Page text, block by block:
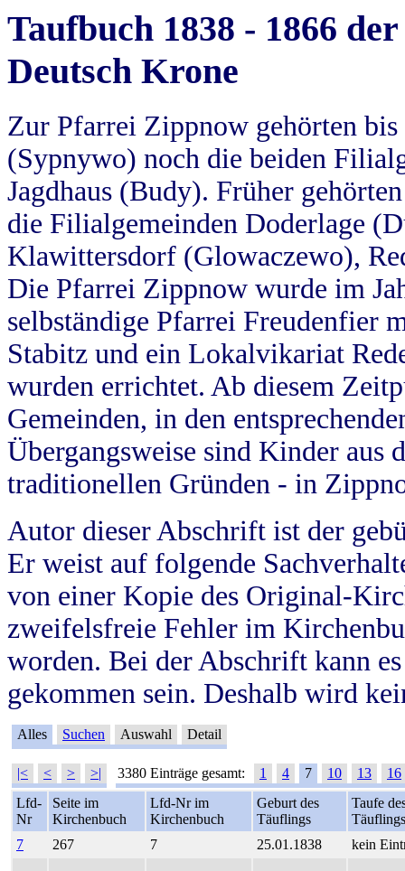
Taufbuch 1838 - 1866
Deutsch Krone
Zur Pfarrei Zippnow gehörten
(Sypnywo) noch die beiden
Jagdhaus (Budy). Früher
die Filialgemeinden Doderlage
Klawittersdorf (Glowaczewo),
Die Pfarrei Zippnow wurde im
selbständige Pfarrei Freudenfier
Stabitz und ein Lokalvikariat
wurden errichtet. Ab diesem
Gemeinden, in den
Übergangsweise sind Kinder aus
traditionellen Gründen - in
Autor dieser Abschrift ist der
Er weist auf folgende
von einer Kopie des Original-
zweifelsfreie Fehler im
worden. Bei der Abschrift kann
gekommen sein. Deshalb wird
Alles Suchen Auswahl Detail
|< < > >| 3380 Einträge gesamt: 1 4 7 10 13
16
Lfd-
Nr
Seite im
Kirchenbuch
Lfd-Nr im
Kirchenbuch
Geburt des
Täuflings
Taufe
Täuflings
7
267 7 25.01.1838 kein